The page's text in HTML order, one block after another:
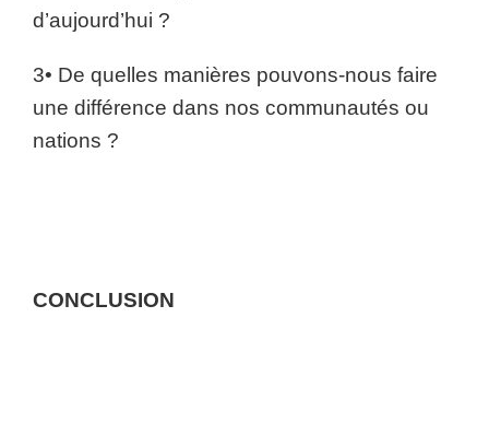
d’aujourd’hui ?
3• De quelles manières pouvons-nous faire
une différence dans nos communautés ou
nations ?
CONCLUSION